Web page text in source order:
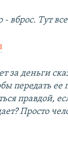
- вброс. Тут
за деньги
передать ее
правдой,
Просто